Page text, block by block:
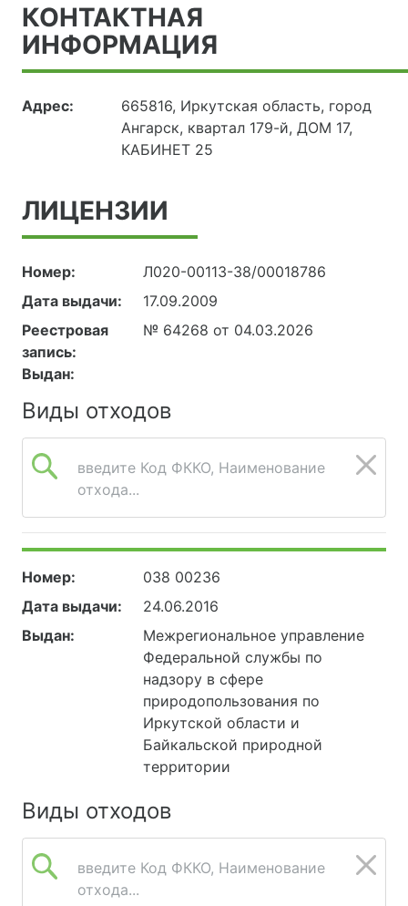
КОНТАКТНАЯ
ИНФОРМАЦИЯ
Адрес:
665816, Иркутская область, город
Ангарск, квартал 179-й, ДОМ 17,
КАБИНЕТ 25
ЛИЦЕНЗИИ
Номер:
Л020-00113-38/00018786
Дата выдачи:
17.09.2009
Реестровая
запись:
№ 64268 от 04.03.2026
Выдан:
Виды отходов
введите Код ФККО, Наименование
отхода...
Номер:
038 00236
Дата выдачи:
24.06.2016
Выдан:
Межрегиональное управление
Федеральной службы по
надзору в сфере
природопользования по
Иркутской области и
Байкальской природной
территории
Виды отходов
введите Код ФККО, Наименование
отхода...